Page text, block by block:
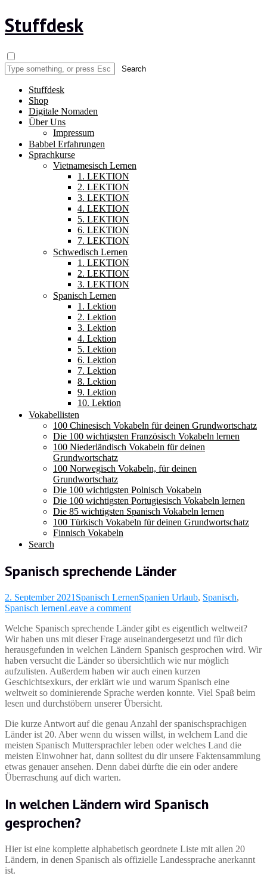
Stuffdesk
Stuffdesk
Shop
Digitale Nomaden
Über Uns
Impressum
Babbel Erfahrungen
Sprachkurse
Vietnamesisch Lernen
1. LEKTION
2. LEKTION
3. LEKTION
4. LEKTION
5. LEKTION
6. LEKTION
7. LEKTION
Schwedisch Lernen
1. LEKTION
2. LEKTION
3. LEKTION
Spanisch Lernen
1. Lektion
2. Lektion
3. Lektion
4. Lektion
5. Lektion
6. Lektion
7. Lektion
8. Lektion
9. Lektion
10. Lektion
Vokabellisten
100 Chinesisch Vokabeln für deinen Grundwortschatz
Die 100 wichtigsten Französisch Vokabeln lernen
100 Niederländisch Vokabeln für deinen
Grundwortschatz
100 Norwegisch Vokabeln, für deinen
Grundwortschatz
Die 100 wichtigsten Polnisch Vokabeln
Die 100 wichtigsten Portugiesisch Vokabeln lernen
Die 85 wichtigsten Spanisch Vokabeln lernen
100 Türkisch Vokabeln für deinen Grundwortschatz
Finnisch Vokabeln
Search
Spanisch sprechende Länder
2. September 2021 Spanisch LernenSpanien Urlaub, Spanisch,
Spanisch lernenLeave a comment
Welche Spanisch sprechende Länder gibt es eigentlich weltweit?
Wir haben uns mit dieser Frage auseinandergesetzt und für dich
herausgefunden in welchen Ländern Spanisch gesprochen wird. Wir
haben versucht die Länder so übersichtlich wie nur möglich
aufzulisten. Außerdem haben wir auch einen kurzen
Geschichtsexkurs, der erklärt wie und warum Spanisch eine
weltweit so dominierende Sprache werden konnte. Viel Spaß beim
lesen und durchstöbern unserer Übersicht.
Die kurze Antwort auf die genau Anzahl der spanischsprachigen
Länder ist 20. Aber wenn du wissen willst, in welchem Land die
meisten Spanisch Muttersprachler leben oder welches Land die
meisten Einwohner hat, dann solltest du dir unsere Faktensammlung
etwas genauer ansehen. Denn dabei dürfte die ein oder andere
Überraschung auf dich warten.
In welchen Ländern wird Spanisch
gesprochen?
Hier ist eine komplette alphabetisch geordnete Liste mit allen 20
Ländern, in denen Spanisch als offizielle Landessprache anerkannt
ist.